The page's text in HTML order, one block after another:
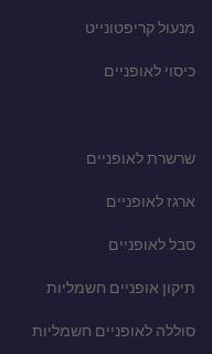
מנעול קריפטונייט
כיסוי לאופניים
שרשרת לאופניים
ארגז לאופניים
סבל לאופניים
תיקון אופניים חשמליות
סוללה לאופניים חשמליות